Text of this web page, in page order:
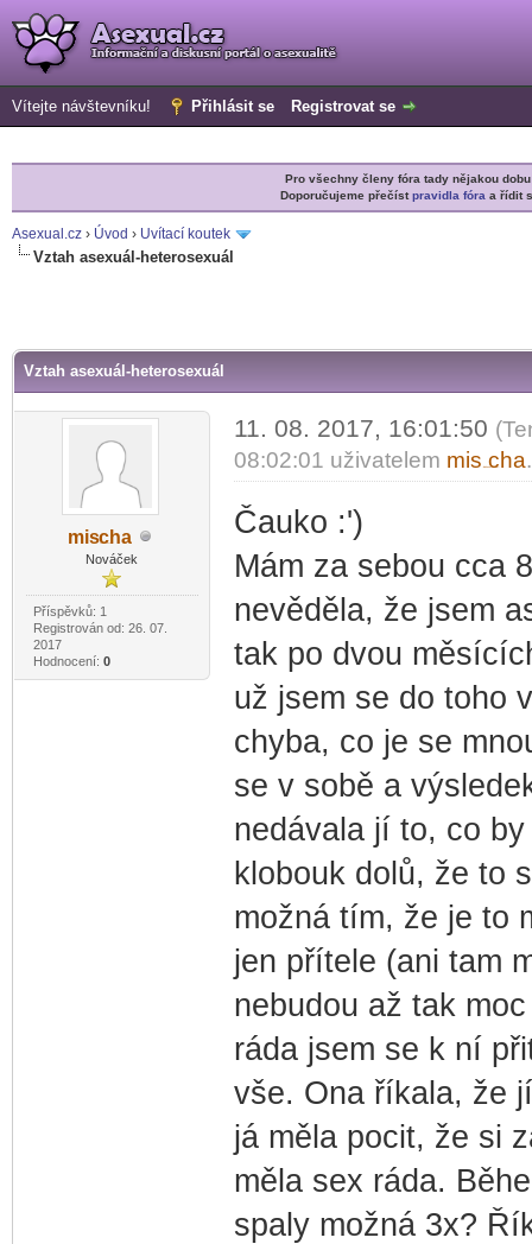
Vítejte návštevníku! Přihlásit se Registrovat se
Pro všechny členy fóra tady nějakou
Doporučujeme přečístpravidla fóra a řídit
Asexual.cz › Úvod › Uvítací koutek
Vztah asexuál-heterosexuál
Vztah asexuál-heterosexuál
mischa
Nováček
Příspěvků: 1
Registrován od: 26. 07.
2017
Hodnocení: 0
11. 08. 2017, 16:01:50
08:02:01 uživatelem mis cha
Čauko :')
Mám za sebou cca
nevěděla, že jsem
tak po dvou
už jsem se do toho
chyba, co je se
se v sobě a
nedávala jí to, co
klobouk dolů, že to
možná tím, že je to
jen přítele (ani tam
nebudou až tak
ráda jsem se k ní
vše. Ona říkala, že
já měla pocit, že si
měla sex ráda.
spaly možná 3x?